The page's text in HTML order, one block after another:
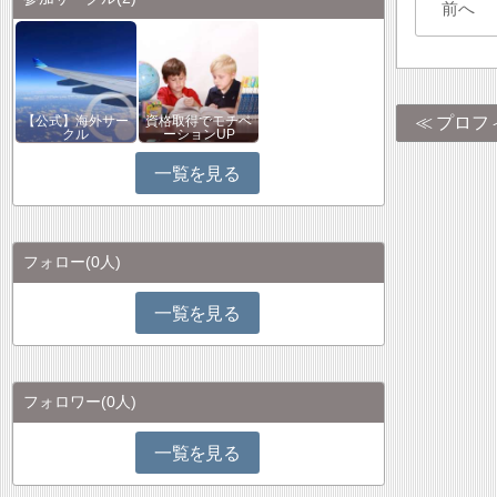
前へ
プロフ
【公式】海外サー
クル
資格取得でモチベ
ーションUP
一覧を見る
フォロー(0人)
一覧を見る
フォロワー(0人)
一覧を見る